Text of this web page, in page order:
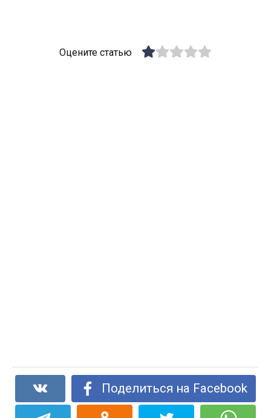
Оцените статью
Поделиться на Facebook